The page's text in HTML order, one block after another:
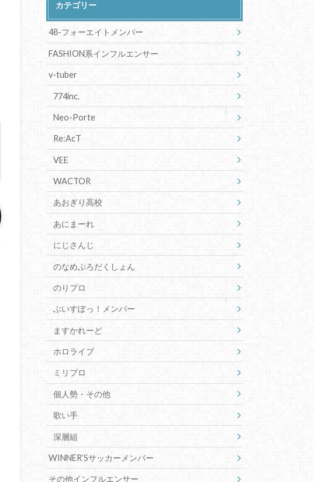
Vtuber！素顔や絵師、出身国と
年齢も！
アイア・アマレの中の人は？素顔
ハナマキアのママは？中の人はト
伊波ライの前世は元歌い手？素顔
生？素顔や絵師、年齢、身長も調
査
カテゴリー
48-フォーエイトメンバー
FASHION系インフルエンサー
v-tuber
774inc.
Neo-Porte